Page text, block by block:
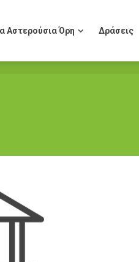
Αστερούσια Όρη Δράσεις